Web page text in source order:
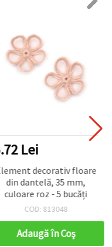
Lei
decorativ floare
din dantelă, 35 mm,
culoare roz - 5 bucăți
COD: 813048
Adaugă în Coş